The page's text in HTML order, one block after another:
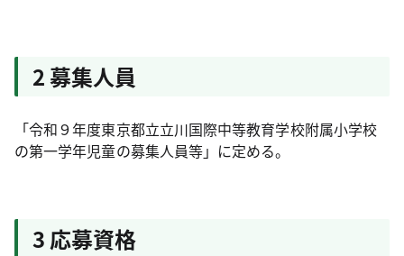
2 募集人員
「令和９年度東京都立立川国際中等教育学校附属小学校
の第一学年児童の募集人員等」に定める。
3 応募資格